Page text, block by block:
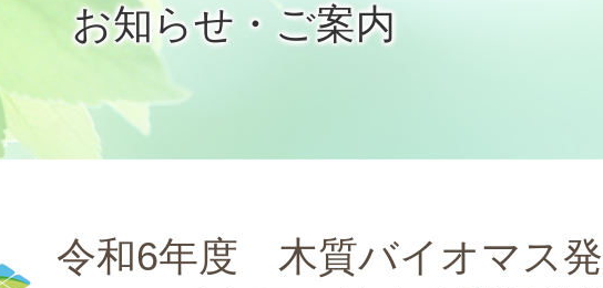
お知らせ・ご案内
令和6年度 木質バイオマス